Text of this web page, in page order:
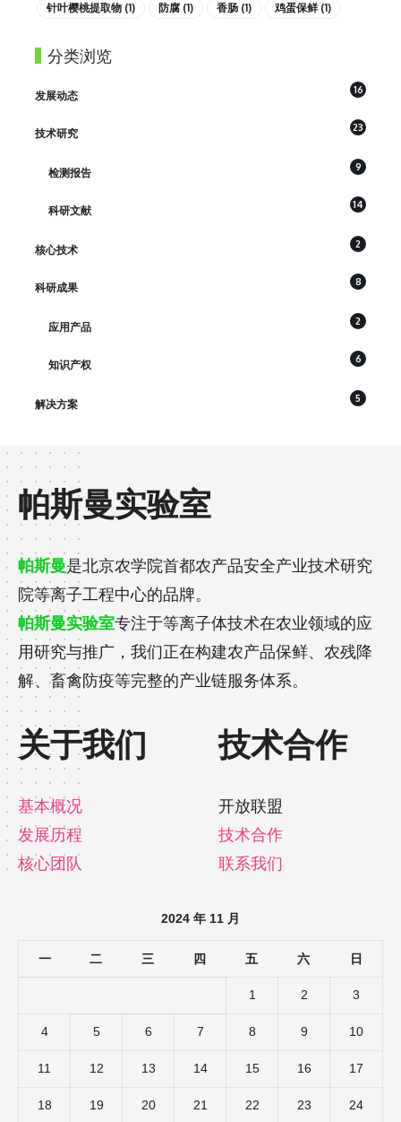
针叶樱桃提取物 (1) 防腐 (1) 香肠 (1) 鸡蛋保鲜(1)
分类浏览
发展动态 16
技术研究 23
检测报告 9
科研文献 14
核心技术 2
科研成果 8
应用产品 2
知识产权 6
解决方案 5
帕斯曼实验室
帕斯曼是北京农学院首都农产品安全产业技术研究
院等离子工程中心的品牌。
帕斯曼实验室专注于等离子体技术在农业领域的应
用研究与推广，我们正在构建农产品保鲜、农残降
解、畜禽防疫等完整的产业链服务体系。
关于我们
基本概况
发展历程
核心团队
技术合作
开放联盟
技术合作
联系我们
2024 年 11 月
一 二 三 四 五 六 日
1 2 3
4 5 6 7 8 9 10
11 12 13 14 15 16 17
18 19 20 21 22 23 24